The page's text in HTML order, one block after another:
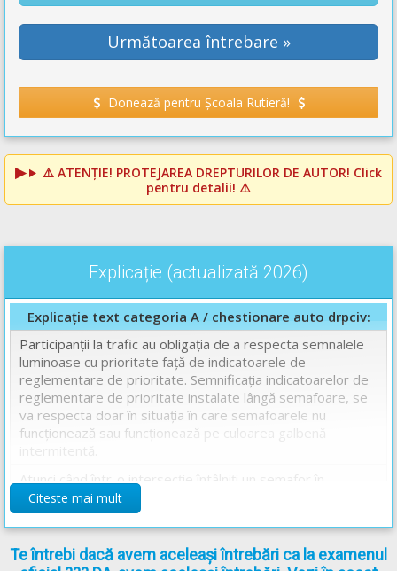
Următoarea întrebare »
Donează pentru Școala Rutieră!
⚠️ ATENȚIE! PROTEJAREA DREPTURILOR DE AUTOR! Click
pentru detalii! ⚠️
Explicație (actualizată 2026)
Explicație text categoria A / chestionare auto drpciv:
Participanții la trafic au obligația de a respecta semnalele
luminoase cu prioritate față de indicatoarele de
reglementare de prioritate. Semnificația indicatoarelor de
reglementare de prioritate instalate lângă semafoare, se
va respecta doar în situația în care semafoarele nu
funcționează sau funcționează pe culoarea galbenă
Atunci când într-o intersecţie întâlniţi un semafor în
funcțiune precum şi indicatorul „Oprire“, trebuie
să respectaţi semnificaţia semnalului semaforului.
Așadar răspunsul corect este: B
Citeste mai mult
Te întrebi dacă avem aceleași întrebări ca la examenul